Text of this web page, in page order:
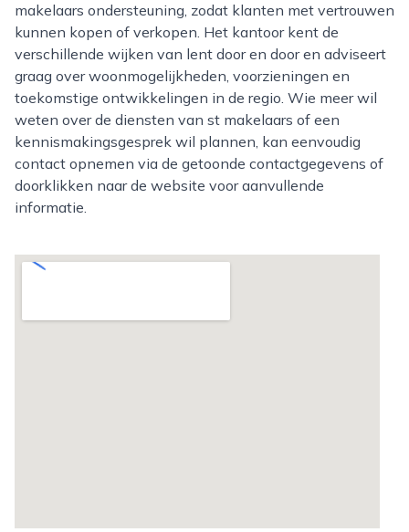
makelaars ondersteuning, zodat klanten met vertrouwen
kunnen kopen of verkopen. Het kantoor kent de
verschillende wijken van lent door en door en adviseert
graag over woonmogelijkheden, voorzieningen en
toekomstige ontwikkelingen in de regio. Wie meer wil
weten over de diensten van st makelaars of een
kennismakingsgesprek wil plannen, kan eenvoudig
contact opnemen via de getoonde contactgegevens of
doorklikken naar de website voor aanvullende
informatie.